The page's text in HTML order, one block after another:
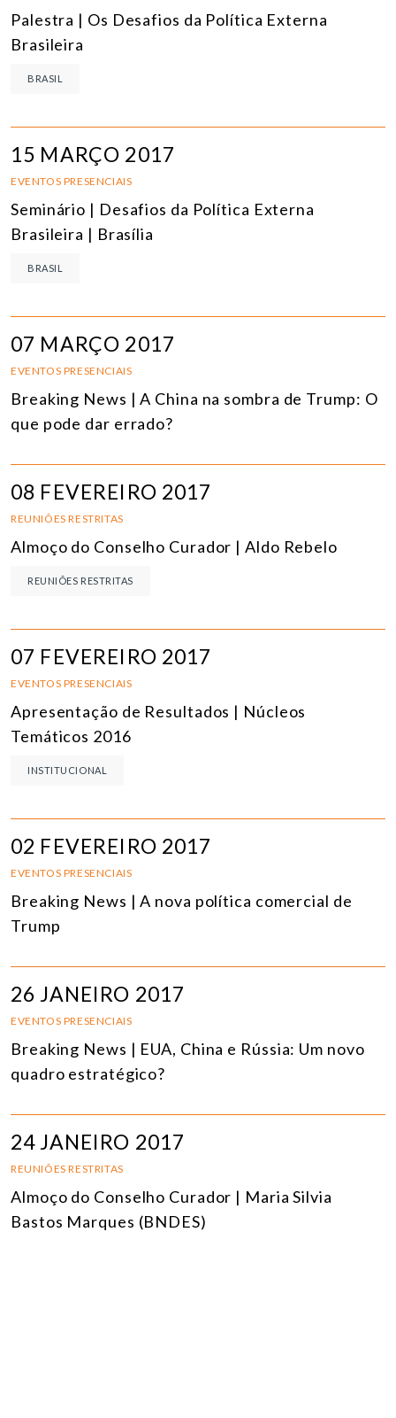
Palestra | Os Desafios da Política Externa
Brasileira
BRASIL
15 MARÇO 2017
EVENTOS PRESENCIAIS
Seminário | Desafios da Política Externa
Brasileira | Brasília
BRASIL
07 MARÇO 2017
EVENTOS PRESENCIAIS
Breaking News | A China na sombra de Trump: O
que pode dar errado?
08 FEVEREIRO 2017
REUNIÕES RESTRITAS
Almoço do Conselho Curador | Aldo Rebelo
REUNIÕES RESTRITAS
07 FEVEREIRO 2017
EVENTOS PRESENCIAIS
Apresentação de Resultados | Núcleos
Temáticos 2016
INSTITUCIONAL
02 FEVEREIRO 2017
EVENTOS PRESENCIAIS
Breaking News | A nova política comercial de
Trump
26 JANEIRO 2017
EVENTOS PRESENCIAIS
Breaking News | EUA, China e Rússia: Um novo
quadro estratégico?
24 JANEIRO 2017
REUNIÕES RESTRITAS
Almoço do Conselho Curador | Maria Silvia
Bastos Marques (BNDES)